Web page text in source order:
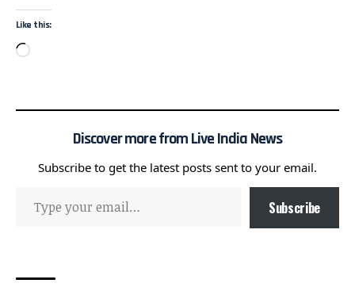
Like this:
Discover more from Live India News
Subscribe to get the latest posts sent to your email.
Subscribe